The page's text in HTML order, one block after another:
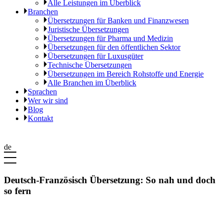
Alle Leistungen im Überblick
Branchen
Übersetzungen für Banken und Finanzwesen
Juristische Übersetzungen
Übersetzungen für Pharma und Medizin
Übersetzungen für den öffentlichen Sektor
Übersetzungen für Luxusgüter
Technische Übersetzungen
Übersetzungen im Bereich Rohstoffe und Energie
Alle Branchen im Überblick
Sprachen
Wer wir sind
Blog
Kontakt
de
Deutsch-Französisch Übersetzung: So nah und doch
so fern